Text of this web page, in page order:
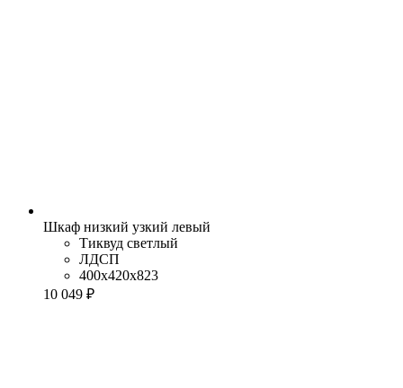
Шкаф низкий узкий левый
Тиквуд светлый
ЛДСП
400x420x823
10 049 ₽